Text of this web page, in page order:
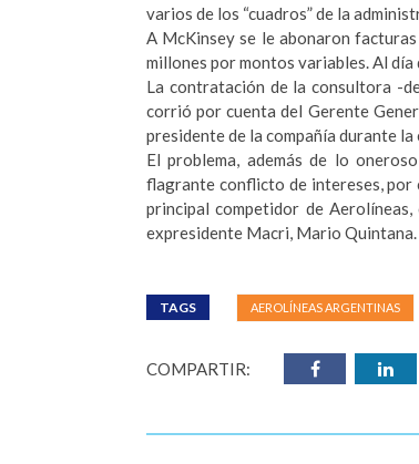
varios de los “cuadros” de la
A McKinsey se le abonaron
millones por montos variables. Al día
La contratación de la consultora -
corrió por cuenta del Gerente
presidente de la compañía durante la
El problema, además de lo
flagrante conflicto de intereses, por
principal competidor de
expresidente Macri, Mario Quintana.
TAGS AEROLÍNEAS ARGENTINAS
COMPARTIR: